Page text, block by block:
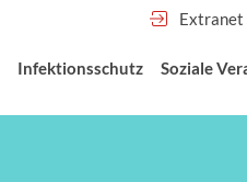
Extranet
Infektionsschutz Soziale